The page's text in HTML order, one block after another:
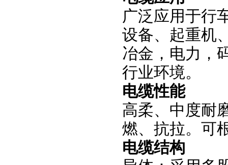
广泛应用于行
设备、起重机
冶金，电力，
行业环境。
电缆性能
高柔、中度耐
燃、抗拉。可
电缆结构